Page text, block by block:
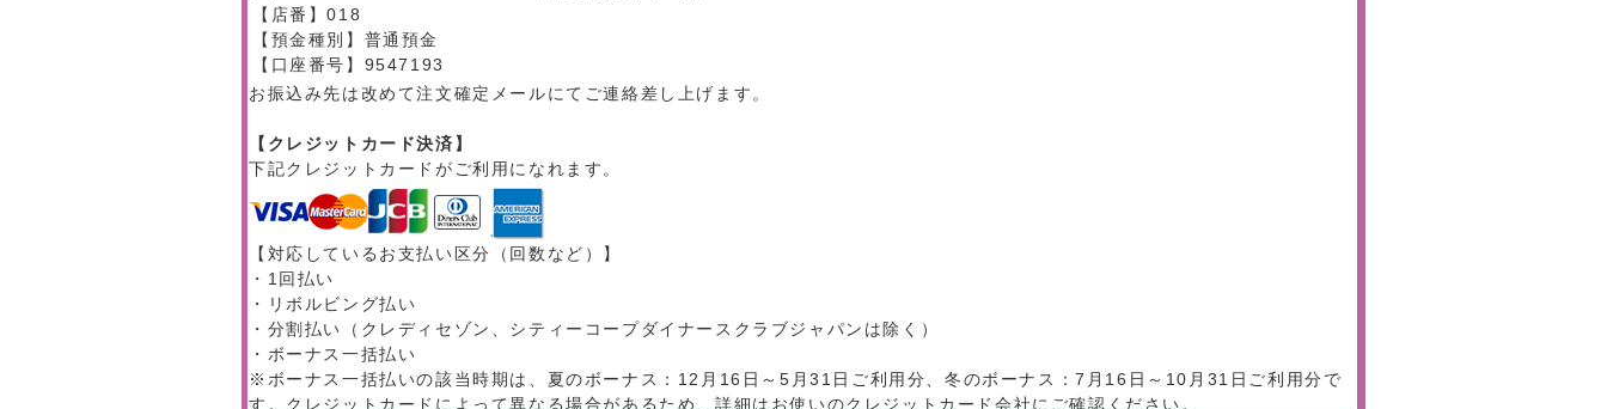
【店番】018
【預金種別】普通預金
【口座番号】9547193
お振込み先は改めて注文確定メールにてご連絡差し上げます。
【クレジットカード決済】
下記クレジットカードがご利用になれます。
【対応しているお支払い区分（回数など）】
・1回払い
・リボルビング払い
・分割払い（クレディセゾン、シティーコープダイナースクラブジャパンは除く）
・ボーナス一括払い
※ボーナス一括払いの該当時期は、夏のボーナス：12月16日～5月31日ご利用分、冬のボーナス：7月16日～10月31日ご利用分で
す。クレジットカードによって異なる場合があるため、詳細はお使いのクレジットカード会社にご確認ください。